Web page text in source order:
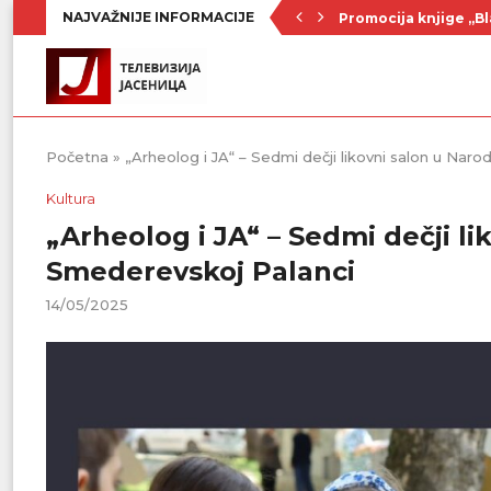
NAJVAŽNIJE INFORMACIJE Promocija knjige
Početna » „Arheolog i JA“ – Sedmi dečji likovni salon u
Kultura
„Arheolog i JA“ – Sedmi dečji
Smederevskoj Palanci
14/05/2025